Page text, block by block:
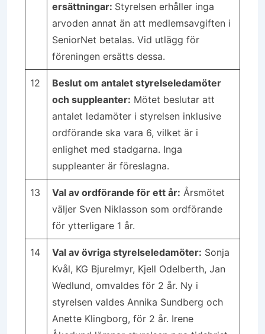
ersättningar: Styrelsen erhåller inga
arvoden annat än att medlemsavgiften i
SeniorNet betalas. Vid utlägg för
föreningen ersätts dessa.
12
Beslut om antalet styrelseledamöter
och suppleanter: Mötet beslutar att
antalet ledamöter i styrelsen inklusive
ordförande ska vara 6, vilket är i
enlighet med stadgarna. Inga
suppleanter är föreslagna.
13 Val av ordförande för ett år: Årsmötet
väljer Sven Niklasson som ordförande
för ytterligare 1 år.
14 Val av övriga styrelseledamöter: Sonja
Kvål, KG Bjurelmyr, Kjell Odelberth, Jan
Wedlund, omvaldes för 2 år. Ny i
styrelsen valdes Annika Sundberg och
Anette Klingborg, för 2 år. Irene